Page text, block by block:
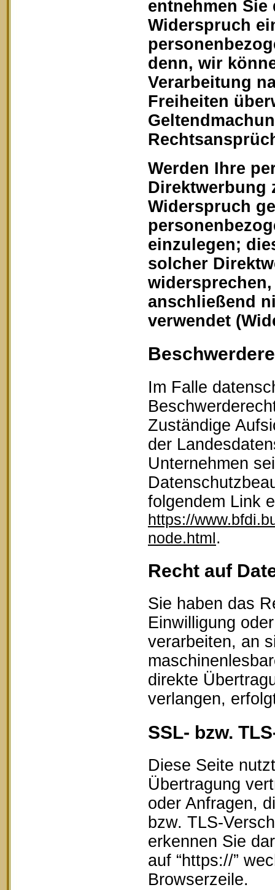
entnehmen
Widerspruch
denn, wir
Verarbeitung
Freiheiten
Werden Ihre
Direktwerbung
Widerspruch
einzulegen;
solcher
anschließend
verwendet
Im Falle
Zuständige
der
Unternehmen
folgendem Link
https://
node.html.
Recht auf
Sie haben das
Einwilligung
verarbeiten, an
direkte
verlangen,
SSL- bzw.
Diese Seite
Übertragung
oder Anfragen,
bzw. TLS-
erkennen Sie
auf “https://”
Browserzeile.